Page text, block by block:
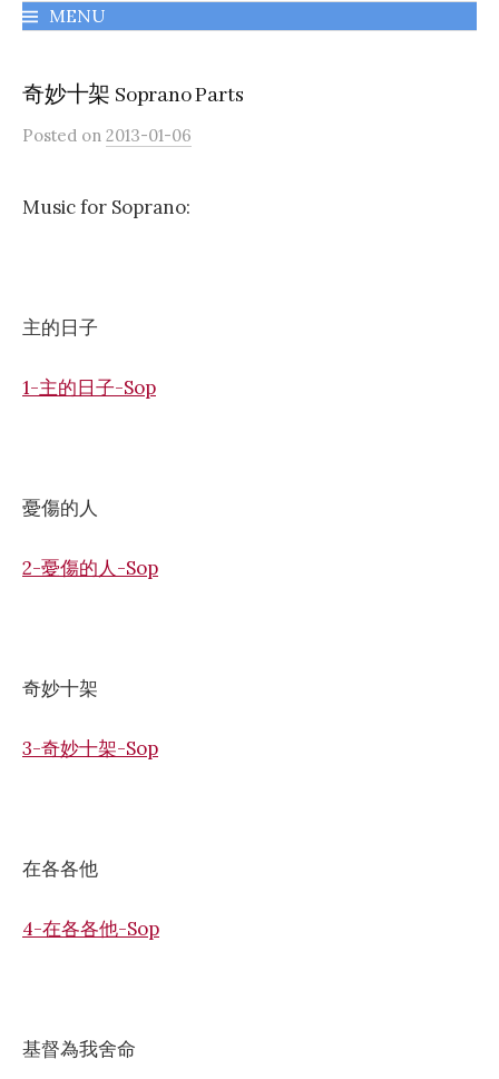
MENU
奇妙十架 Soprano Parts
Posted on 2013-01-06
Music for Soprano:
主的日子
1-主的日子-Sop
憂傷的人
2-憂傷的人-Sop
奇妙十架
3-奇妙十架-Sop
在各各他
4-在各各他-Sop
基督為我舍命